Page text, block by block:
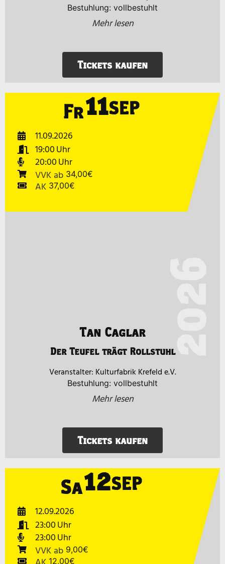
Bestuhlung: vollbestuhlt
Mehr lesen
Tickets kaufen
Fr11SEP
11.09.2026
19:00
20:00
VVK ab 34,00€
AK 37,00€
Tan Caglar
Der Teufel trägt Rollstuhl
Kulturfabrik Krefeld e.V.
Bestuhlung: vollbestuhlt
Mehr lesen
Tickets kaufen
Sa12SEP
12.09.2026
23:00
23:00
VVK ab 9,00€
12,00€